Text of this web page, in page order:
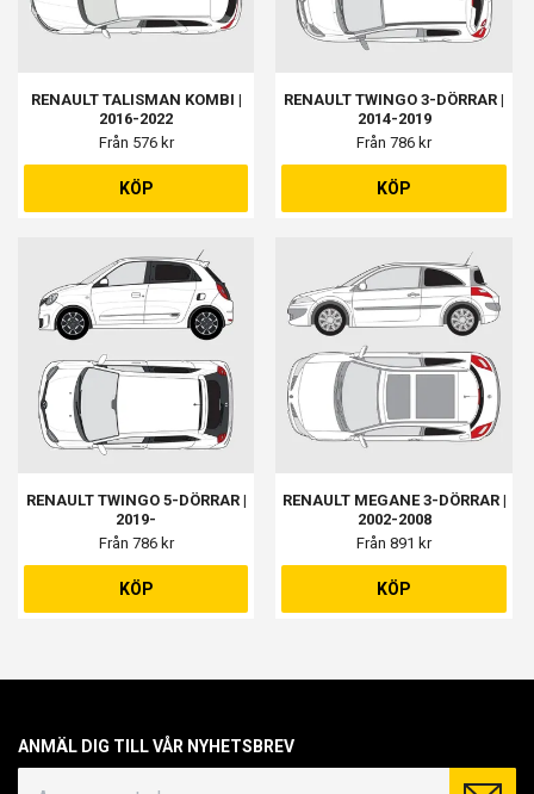
RENAULT TALISMAN KOMBI |
2016-2022
Från 576 kr
KÖP
RENAULT TWINGO 3-DÖRRAR |
2014-2019
Från 786 kr
KÖP
RENAULT TWINGO 5-DÖRRAR |
2019-
Från 786 kr
KÖP
RENAULT MEGANE 3-DÖRRAR |
2002-2008
Från 891 kr
KÖP
ANMÄL DIG TILL VÅR NYHETSBREV